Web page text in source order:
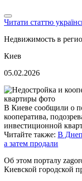
Читати статтю
Недвижимость в
Киев
05.02.2026
В Киеве сообщили о
кооператива,
инвестиционной
Читайте также: В
а затем продали
Об этом порталу
Киевской городской